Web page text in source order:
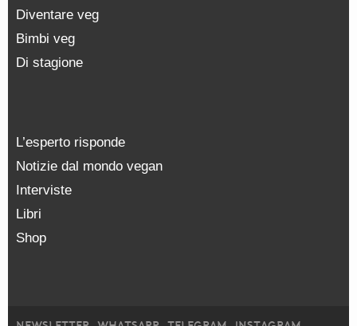
Diventare veg
Bimbi veg
Di stagione
L’esperto risponde
Notizie dal mondo vegan
Interviste
Libri
Shop